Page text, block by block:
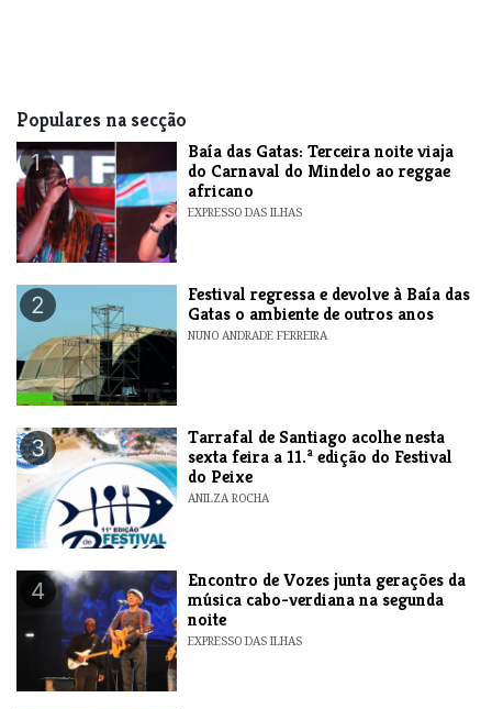
Populares na secção
1
Baía das Gatas: Terceira noite viaja
do Carnaval do Mindelo ao reggae
africano
EXPRESSO DAS ILHAS
2
Festival regressa e devolve à Baía das
Gatas o ambiente de outros anos
NUNO ANDRADE FERREIRA
3
Tarrafal de Santiago acolhe nesta
sexta feira a 11.ª edição do Festival
do Peixe
ANILZA ROCHA
4
Encontro de Vozes junta gerações da
música cabo-verdiana na segunda
noite
EXPRESSO DAS ILHAS